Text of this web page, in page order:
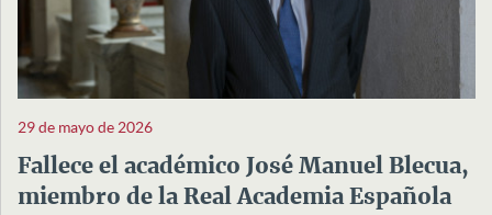
29 de mayo de 2026
Fallece el académico José Manuel Blecua,
miembro de la Real Academia Española